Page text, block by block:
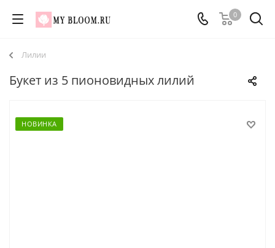
0
Лилии
Букет из 5 пионовидных лилий
НОВИНКА